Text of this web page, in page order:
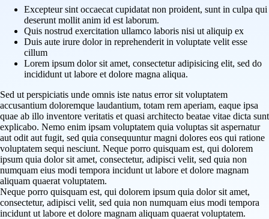
Excepteur sint occaecat cupidatat non proident, sunt in culpa qui
deserunt mollit anim id est laborum.
Quis nostrud exercitation ullamco laboris nisi ut aliquip ex
Duis aute irure dolor in reprehenderit in voluptate velit esse
cillum
Lorem ipsum dolor sit amet, consectetur adipisicing elit, sed do
incididunt ut labore et dolore magna aliqua.
Sed ut perspiciatis unde omnis iste natus error sit voluptatem
accusantium doloremque laudantium, totam rem aperiam, eaque ipsa
quae ab illo inventore veritatis et quasi architecto beatae vitae dicta sunt
explicabo. Nemo enim ipsam voluptatem quia voluptas sit aspernatur
aut odit aut fugit, sed quia consequuntur magni dolores eos qui ratione
voluptatem sequi nesciunt. Neque porro quisquam est, qui dolorem
ipsum quia dolor sit amet, consectetur, adipisci velit, sed quia non
numquam eius modi tempora incidunt ut labore et dolore magnam
aliquam quaerat voluptatem.
Neque porro quisquam est, qui dolorem ipsum quia dolor sit amet,
consectetur, adipisci velit, sed quia non numquam eius modi tempora
incidunt ut labore et dolore magnam aliquam quaerat voluptatem.